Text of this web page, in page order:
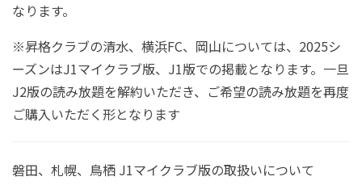
なります。
※昇格クラブの清水、横浜FC、岡山については、2025シ
ーズンはJ1マイクラブ版、J1版での掲載となります。一旦
J2版の読み放題を解約いただき、ご希望の読み放題を再度
ご購入いただく形となります
磐田、札幌、鳥栖 J1マイクラブ版の取扱いについて